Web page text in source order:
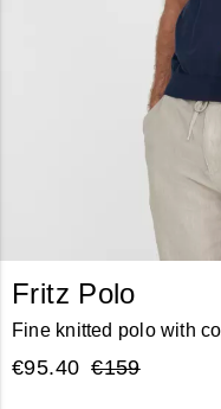
Fritz Polo
Fine knitted polo with
€95.40 €159